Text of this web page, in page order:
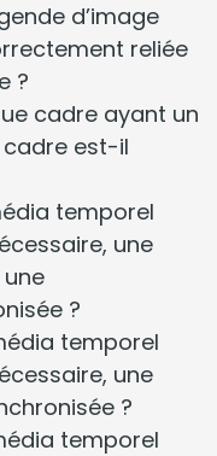
d’image
reliée
?
cadre ayant un
est-il
temporel
une
?
temporel
une
?
temporel